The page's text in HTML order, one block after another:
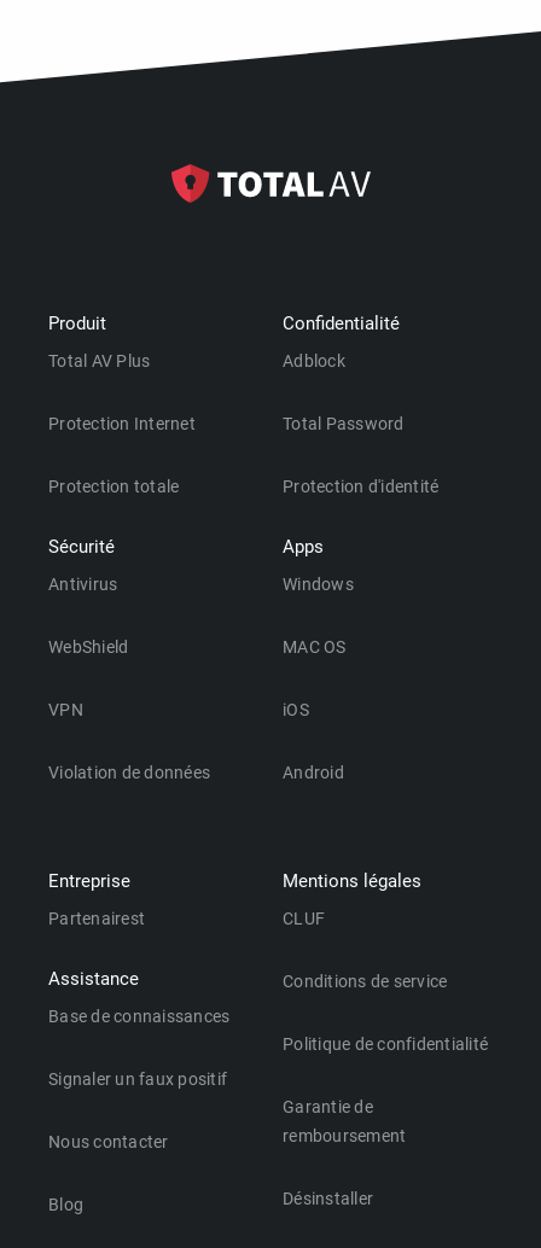
Produit
Total AV Plus
Protection Internet
Protection totale
Sécurité
Antivirus
WebShield
VPN
Violation de données
Confidentialité
Adblock
Total Password
Protection d'identité
Apps
Windows
MAC OS
iOS
Android
Entreprise
Partenairest
Assistance
Base de connaissances
Signaler un faux positif
Nous contacter
Blog
Mentions légales
CLUF
Conditions de service
Politique de confidentialité
Garantie de
remboursement
Désinstaller